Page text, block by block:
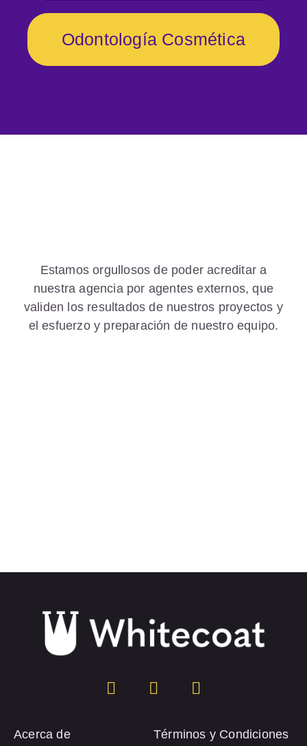
Odontología Cosmética
Estamos orgullosos de poder acreditar a
nuestra agencia por agentes externos, que
validen los resultados de nuestros proyectos y
el esfuerzo y preparación de nuestro equipo.
Acerca de Términos y Condiciones